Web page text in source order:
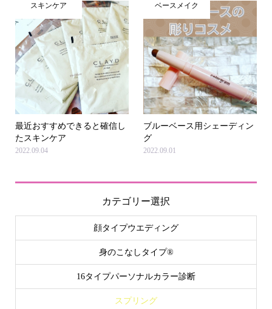
スキンケア
最近おすすめできると確信し
たスキンケア
2022.09.04
ベースメイク
ブルーベース用シェーディン
グ
2022.09.01
カテゴリー選択
顔タイプウエディング
身のこなしタイプ®
16タイプパーソナルカラー診断
スプリング